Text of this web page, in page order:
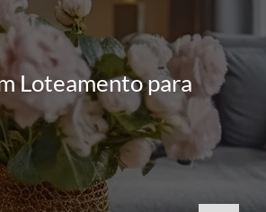
Loteamento para